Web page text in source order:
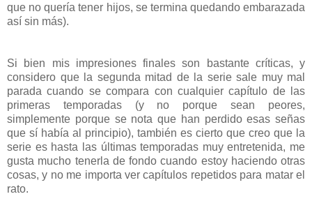
que no quería tener hijos, se termina quedando embarazada
así sin más).
Si bien mis impresiones finales son bastante críticas, y
considero que la segunda mitad de la serie sale muy mal
parada cuando se compara con cualquier capítulo de las
primeras temporadas (y no porque sean peores,
simplemente porque se nota que han perdido esas señas
que sí había al principio), también es cierto que creo que la
serie es hasta las últimas temporadas muy entretenida, me
gusta mucho tenerla de fondo cuando estoy haciendo otras
cosas, y no me importa ver capítulos repetidos para matar el
rato.